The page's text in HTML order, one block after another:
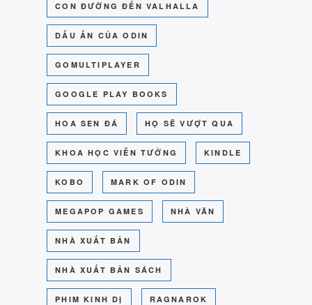
CON ĐƯỜNG ĐẾN VALHALLA
DẤU ẤN CỦA ODIN
GOMULTIPLAYER
GOOGLE PLAY BOOKS
HOA SEN ĐÁ HỌ SẼ VƯỢT QUA
KHOA HỌC VIỄN TƯỞNG KINDLE
KOBO MARK OF ODIN
MEGAPOP GAMES NHÀ VĂN
NHÀ XUẤT BẢN
NHÀ XUẤT BẢN SÁCH
PHIM KINH DỊ RAGNAROK